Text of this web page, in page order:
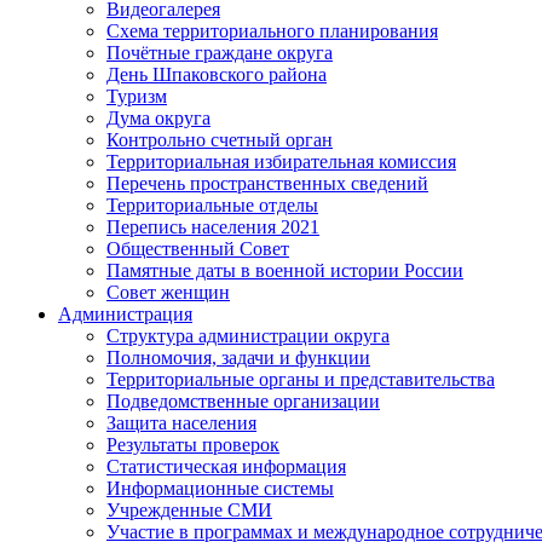
Видеогалерея
Схема территориального планирования
Почётные граждане округа
День Шпаковского района
Туризм
Дума округа
Контрольно счетный орган
Территориальная избирательная комиссия
Перечень пространственных сведений
Территориальные отделы
Перепись населения 2021
Общественный Совет
Памятные даты в военной истории России
Совет женщин
Администрация
Структура администрации округа
Полномочия, задачи и функции
Территориальные органы и представительства
Подведомственные организации
Защита населения
Результаты проверок
Статистическая информация
Информационные системы
Учрежденные СМИ
Участие в программах и международное